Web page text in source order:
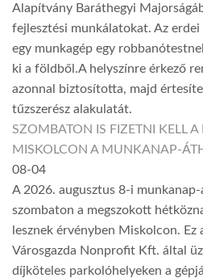
Alapítvány Baráthegyi
fejlesztési munkálatokat. Az erdei
egy munkagép egy
ki a földből.A helyszínre érkező
azonnal biztosította, majd
tűzszerész alakulatát.
SZOMBATON IS FIZETNI KELL A
MISKOLCON A MUNKANAP-
08-04
A 2026. augusztus 8-i
szombaton a megszokott
lesznek érvényben Miskolcon.
Városgazda Nonprofit Kft. által
díjköteles parkolóhelyeken a